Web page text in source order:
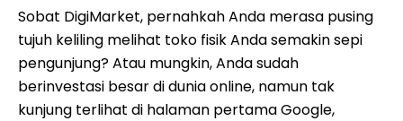
Sobat DigiMarket, pernahkah Anda merasa pusing
tujuh keliling melihat toko fisik Anda semakin sepi
pengunjung? Atau mungkin, Anda sudah
berinvestasi besar di dunia online, namun tak
kunjung terlihat di halaman pertama Google,